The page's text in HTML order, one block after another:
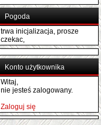
Pogoda
trwa inicjalizacja, prosze
czekac,
Konto użytkownika
Witaj,
nie jesteś zalogowany.
Zaloguj się